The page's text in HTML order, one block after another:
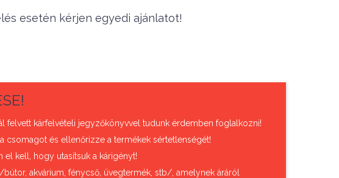
esetén kérjen egyedi ajánlatot!
felvett kárfelvételi jegyzőkönyvvel tudunk érdemben foglalkozni!
csomagot és ellenőrizze a termékek sértetlenségét!
el kell, hogy utasítsuk a kárigényt!
akvárium, fénycső, üvegtermék, stb/, amelynek áráról